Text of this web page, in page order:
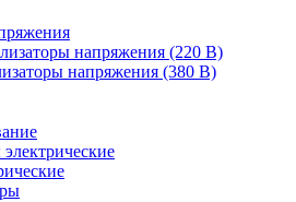
напряжения (220 В)
напряжения (380 В)